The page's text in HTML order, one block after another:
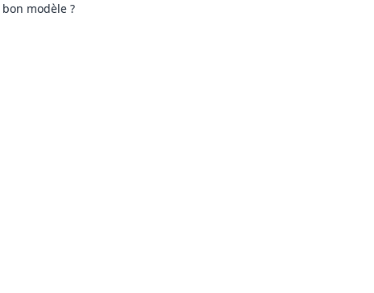
modèle ?